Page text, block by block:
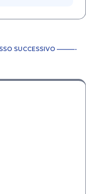
SUCCESSIVO ———-